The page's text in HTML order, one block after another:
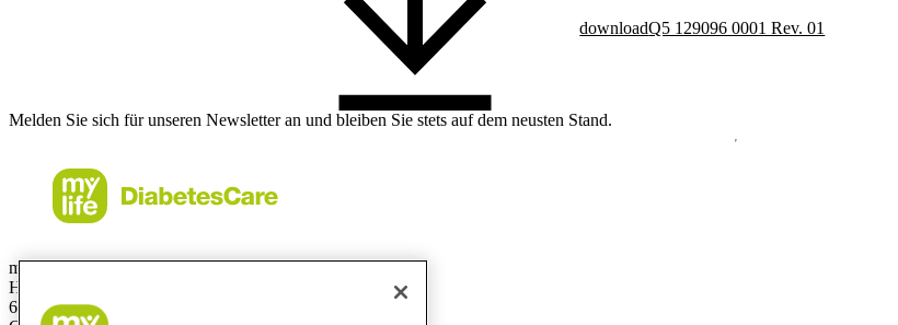
downloadQ5 129096 0001 Rev. 01
Melden Sie sich für unseren Newsletter an und bleiben Sie stets auf dem neusten Stand.
mylife Diabetes Care GmbH
Höchster Stra
65835 Liederbach